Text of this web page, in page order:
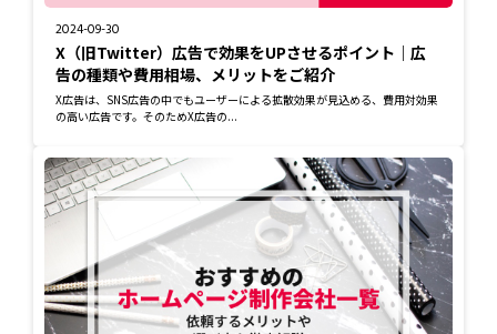
2024-09-30
X（旧Twitter）広告で効果をUPさせるポイント｜広
告の種類や費用相場、メリットをご紹介
X広告は、SNS広告の中でもユーザーによる拡散効果が見込める、費用対効果
の高い広告です。そのためX広告の...